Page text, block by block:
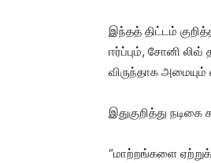
இந்தத் திட்டம்
ஈர்ப்பும், சோனி
விருந்தாக
இதுகுறித்து
“மாற்றங்களை